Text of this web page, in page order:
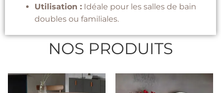
Utilisation : Idéale pour les salles de bain
doubles ou familiales.
NOS PRODUITS